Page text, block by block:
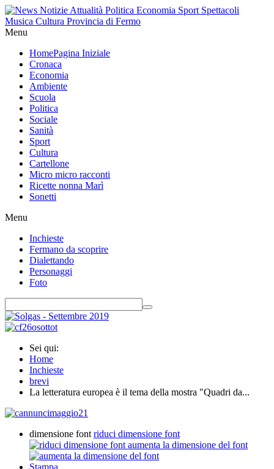
Menu
HomePagina Iniziale
Cronaca
Economia
Ambiente
Scuola
Politica
Sociale
Sanità
Sport
Cultura
Cartellone
Micro micro racconti
Ricette nonna Marì
Sonetti
Menu
Inchieste
Fermano da scoprire
Dialettando
Personaggi
Foto
Sei qui:
Home
Inchieste
brevi
La letteratura europea è il tema della mostra "Quadri da...
dimensione font riduci dimensione font
aumenta la dimensione del font
Stampa